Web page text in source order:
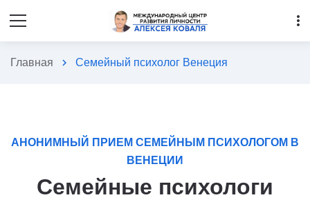
more_vert
Главная chevron_right Семейный психолог Венеция
АНОНИМНЫЙ ПРИЕМ СЕМЕЙНЫМ ПСИХОЛОГОМ В
ВЕНЕЦИИ
Семейные психологи